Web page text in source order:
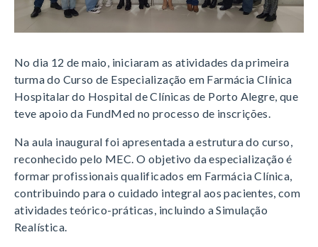
No dia 12 de maio, iniciaram as atividades da primeira
turma do Curso de Especialização em Farmácia Clínica
Hospitalar do Hospital de Clínicas de Porto Alegre, que
teve apoio da FundMed no processo de inscrições.
Na aula inaugural foi apresentada a estrutura do curso,
reconhecido pelo MEC. O objetivo da especialização é
formar profissionais qualificados em Farmácia Clínica,
contribuindo para o cuidado integral aos pacientes, com
atividades teórico-práticas, incluindo a Simulação
Realística.